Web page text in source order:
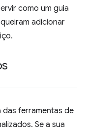
como um guia
adicionar
das ferramentas de
Se a sua